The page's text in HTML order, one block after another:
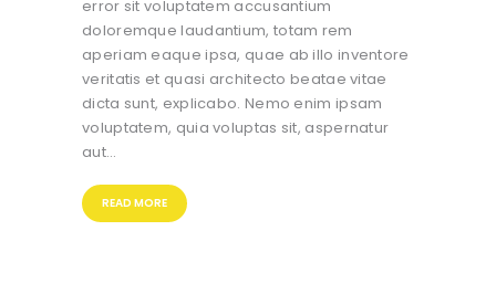
error sit voluptatem accusantium
doloremque laudantium, totam rem
aperiam eaque ipsa, quae ab illo inventore
veritatis et quasi architecto beatae vitae
dicta sunt, explicabo. Nemo enim ipsam
voluptatem, quia voluptas sit, aspernatur
aut…
READ MORE